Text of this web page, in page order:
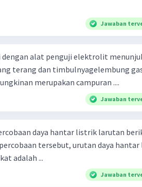
Jawaban
dengan alat penguji elektrolit
terang dan timbulnyagelembung
merupakan campuran ....
Jawaban
daya hantar listrik larutan
tersebut, urutan daya
adalah ...
Jawaban